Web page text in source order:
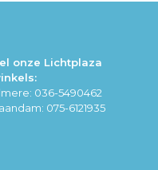
onze Lichtplaza
036-5490462
075-6121935